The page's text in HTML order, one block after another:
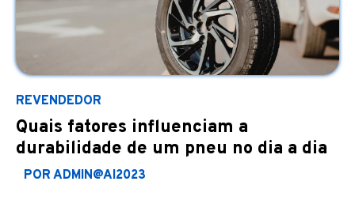
REVENDEDOR
Quais fatores influenciam a
durabilidade de um pneu no dia a dia
POR ADMIN@AI2023